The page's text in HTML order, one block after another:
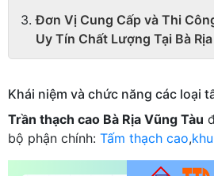
Đơn Vị Cung Cấp và Thi
Uy Tín Chất Lượng Tại Bà
Khái niệm và chức năng các loại
Trần thạch cao Bà Rịa Vũng Tàu
bộ phận chính: Tấm thạch cao,